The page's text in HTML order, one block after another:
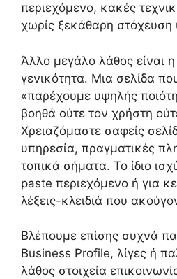
περιεχόμενο, κακές
χωρίς ξεκάθαρη στόχευση
Άλλο μεγάλο λάθος είναι
γενικότητα. Μια σελίδα
«παρέχουμε υψηλής
βοηθά ούτε τον χρήστη
Χρειαζόμαστε σαφείς
υπηρεσία, πραγματικές
τοπικά σήματα. Το ίδιο
paste περιεχόμενο ή για
λέξεις-κλειδιά που
Βλέπουμε επίσης συχνά
Business Profile, λίγες ή
λάθος στοιχεία